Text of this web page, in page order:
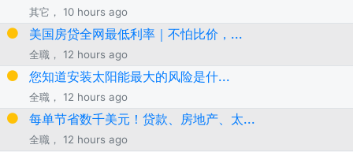
其它， 10 hours ago
美国房贷全网最低利率｜不怕比价，...
全職， 12 hours ago
您知道安装太阳能最大的风险是什...
全職， 12 hours ago
每单节省数千美元！贷款、房地产、太...
全職， 12 hours ago